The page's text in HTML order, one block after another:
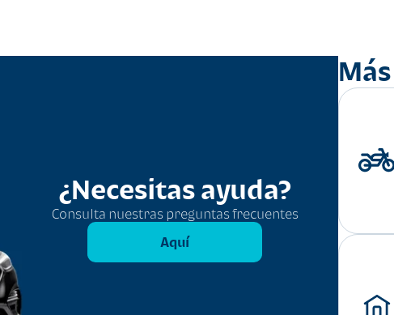
¿Necesitas ayuda?
Consulta nuestras preguntas frecuentes
Aquí